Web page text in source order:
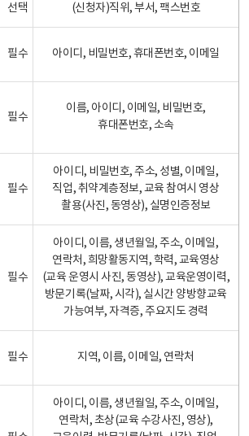
선택 (신청자)직위, 부서, 팩스번호
필수 아이디, 비밀번호, 휴대폰번호, 이메일
필수
이름, 아이디, 이메일, 비밀번호,
휴대폰번호, 소속
필수
아이디, 비밀번호, 주소, 성별, 이메일,
직업, 취약계층정보, 교육 참여시 영상
촬용(사진, 동영상), 실명인증정보
필수
아이디, 이름, 생년월일, 주소, 이메일,
연락처, 희망활동지역, 학력, 교육영상
(교육 운영시 사진, 동영상), 교육운영이력,
방문기록(날짜, 시각), 실시간 양방향교육
가능여부, 자격증, 주요지도 경력
필수 지역, 이름, 이메일, 연락처
아이디, 이름, 생년월일, 주소, 이메일,
연락처, 초상(교육 수강사진, 영상),